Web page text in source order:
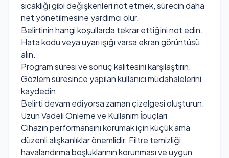
sıcaklığı gibi değişkenleri not etmek, sürecin daha
net yönetilmesine yardımcı olur.
Belirtinin hangi koşullarda tekrar ettiğini not edin.
Hata kodu veya uyarı ışığı varsa ekran görüntüsü
alın.
Program süresi ve sonuç kalitesini karşılaştırın.
Gözlem süresince yapılan kullanıcı müdahalelerini
kaydedin.
Belirti devam ediyorsa zaman çizelgesi oluşturun.
Uzun Vadeli Önleme ve Kullanım İpuçları
Cihazın performansını korumak için küçük ama
düzenli alışkanlıklar önemlidir. Filtre temizliği,
havalandırma boşluklarının korunması ve uygun